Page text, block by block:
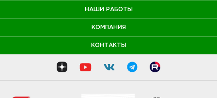
НАШИ РАБОТЫ
КОМПАНИЯ
КОНТАКТЫ